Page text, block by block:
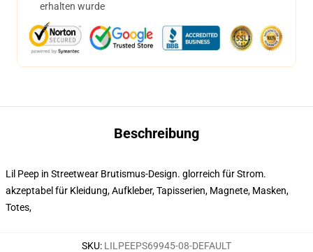
erhalten wurde
Beschreibung
Lil Peep in Streetwear Brutismus-Design. glorreich für Strom.
akzeptabel für Kleidung, Aufkleber, Tapisserien, Magnete, Masken,
Totes,
SKU: LILPEEPS69945-08-DEFAULT